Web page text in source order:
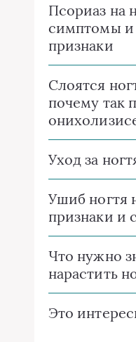
Псориаз на
симптомы и
признаки
Слоятся
почему так
Уход за
Ушиб ногтя
признаки и
Что нужно
нарастить
Это